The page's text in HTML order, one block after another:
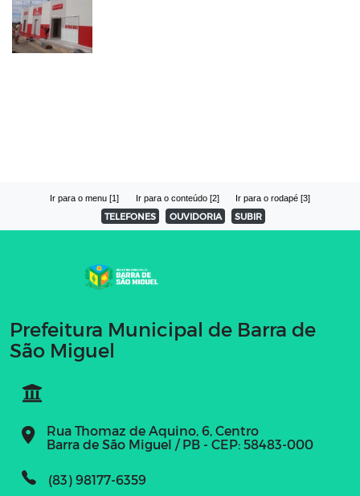
Ir para o menu [1] Ir para o conteúdo [2] Ir para o rodapé [3]
TELEFONES OUVIDORIA SUBIR
Prefeitura Municipal de Barra de
São Miguel
Rua Thomaz de Aquino, 6, Centro
Barra de São Miguel / PB - CEP: 58483-000
(83) 98177-6359